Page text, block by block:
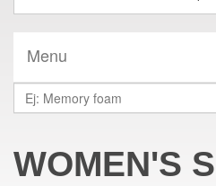
Menu
WOMEN'S